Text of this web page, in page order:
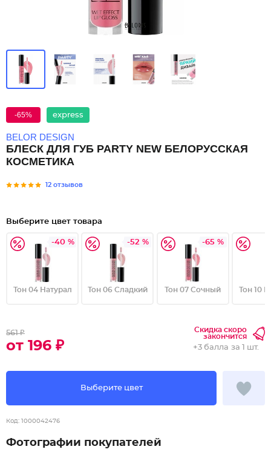
-65% express
BELOR DESIGN
БЛЕСК ДЛЯ ГУБ PARTY NEW БЕЛОРУССКАЯ
КОСМЕТИКА
12 отзывов
Выберите цвет товара
-40 %
Тон 04 Натурал
-52 %
Тон 06 Сладкий
-65 %
Тон 07 Сочный Тон 10
561 ₽
от 196 ₽
Скидка скоро
закончится
Выберите цвет
+3 балла за 1 шт.
Код: 1000042476
Фотографии покупателей